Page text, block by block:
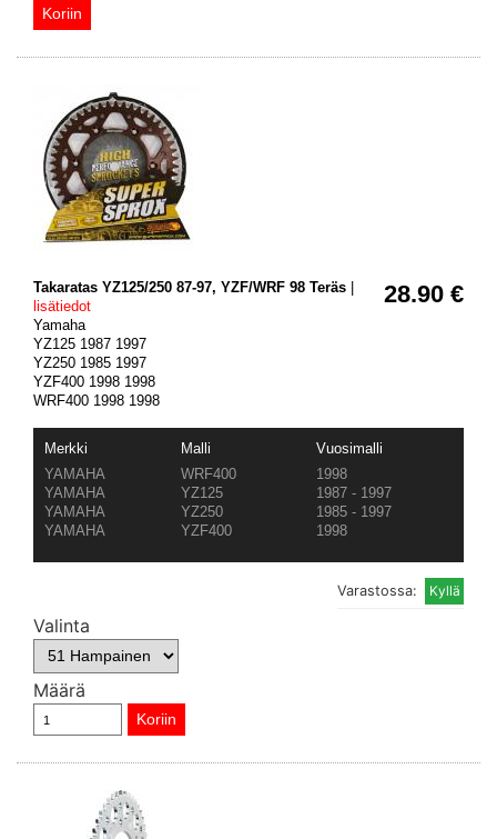
28.90 €
Takaratas YZ125/250 87-97, YZF/WRF 98 Teräs |
lisätiedot
Yamaha
YZ125 1987 1997
YZ250 1985 1997
YZF400 1998 1998
WRF400 1998 1998
Merkki Malli
Vuosimalli
YAMAHA
WRF400
1998
YAMAHA
YZ125
1987 - 1997
YAMAHA
YZ250
1985 - 1997
YAMAHA
YZF400 1998
Varastossa:
Valinta
Määrä